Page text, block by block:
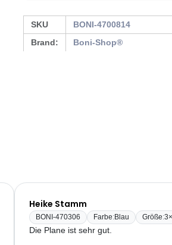
SKU
BONI-4700814
Brand:
Boni-Shop®
Heike Stamm
BONI-470306 Farbe:Blau Größe:
Die Plane ist sehr gut.